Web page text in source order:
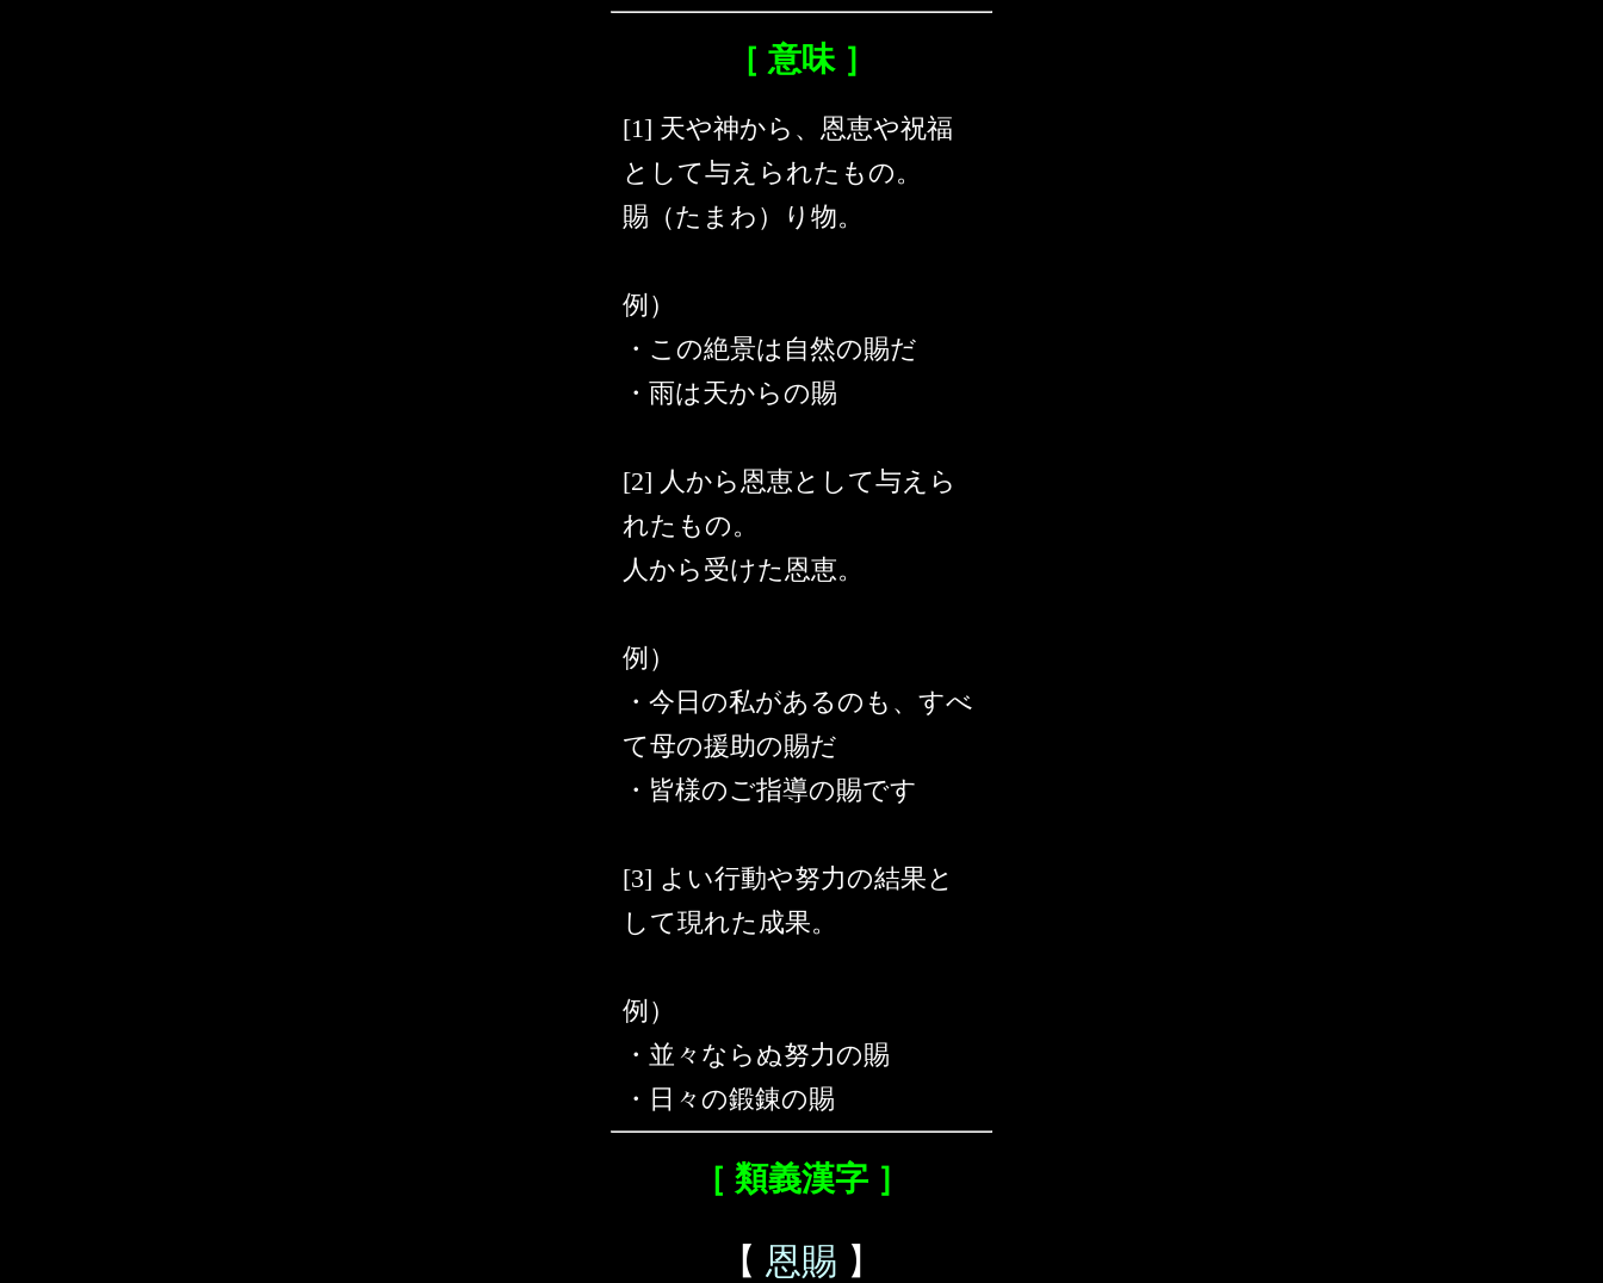
［ 意味 ］
[1] 天や神から、恩恵や祝福
として与えられたもの。
賜（たまわ）り物。
例）
・この絶景は自然の賜だ
・雨は天からの賜
[2] 人から恩恵として与えら
れたもの。
人から受けた恩恵。
例）
・今日の私があるのも、すべ
て母の援助の賜だ
・皆様のご指導の賜です
[3] よい行動や努力の結果と
して現れた成果。
例）
・並々ならぬ努力の賜
・日々の鍛錬の賜
［ 類義漢字 ］
【 恩賜 】